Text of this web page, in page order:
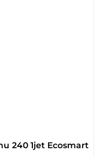
240 1jet Ecosmart